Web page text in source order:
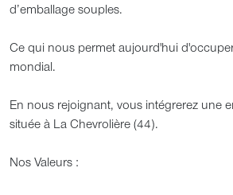
d’emballage souples.
Ce qui nous permet aujourd'hui
mondial.
En nous rejoignant, vous intégrerez une
située à La Chevrolière (44).
Nos Valeurs :